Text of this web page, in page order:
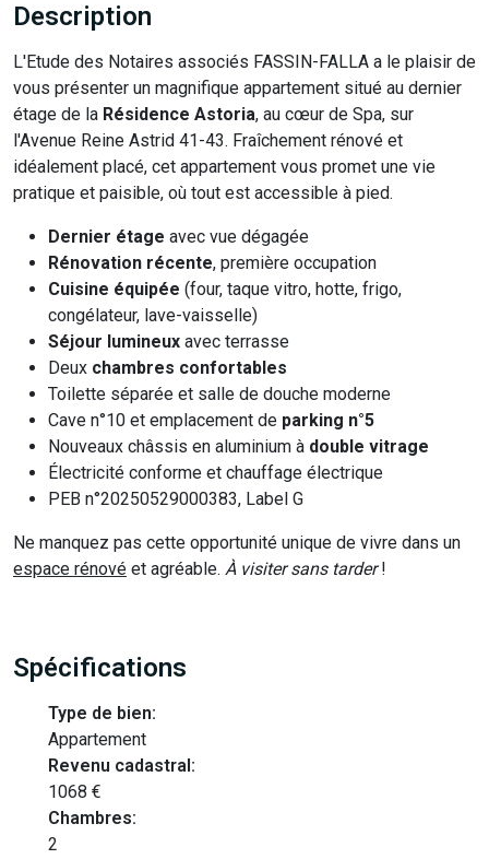
Description
L'Etude des Notaires associés FASSIN-FALLA a le plaisir de
vous présenter un magnifique appartement situé au dernier
étage de la Résidence Astoria, au cœur de Spa, sur
l'Avenue Reine Astrid 41-43. Fraîchement rénové et
idéalement placé, cet appartement vous promet une vie
pratique et paisible, où tout est accessible à pied.
Dernier étage avec vue dégagée
Rénovation récente, première occupation
Cuisine équipée (four, taque vitro, hotte, frigo,
congélateur, lave-vaisselle)
Séjour lumineux avec terrasse
Deux chambres confortables
Toilette séparée et salle de douche moderne
Cave n°10 et emplacement de parking n°5
Nouveaux châssis en aluminium à double vitrage
Électricité conforme et chauffage électrique
PEB n°20250529000383, Label G
Ne manquez pas cette opportunité unique de vivre dans un
espace rénové et agréable. À visiter sans tarder!
Spécifications
Type de bien:
Appartement
Revenu cadastral:
1068 €
Chambres:
2